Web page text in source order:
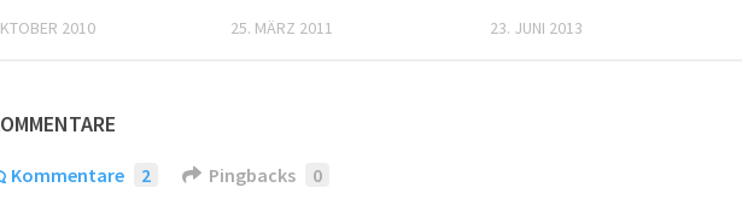
2010 25. MÄRZ 2011 23. JUNI 2013
Kommentare 2 Pingbacks 0